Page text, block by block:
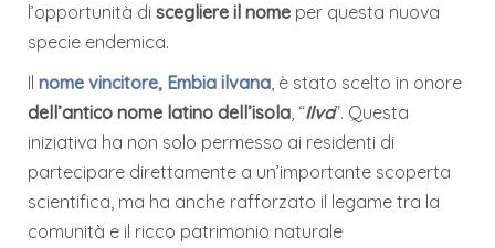
l’opportunità discegliere il nome per questa nuova
specie endemica.
Ilnome vincitore, Embia ilvana, è stato scelto in onore
dell’antico nome latino dell’isola, “Ilva”. Questa
iniziativa ha non solo permesso ai residenti di
partecipare direttamente a un’importante scoperta
scientifica, ma ha anche rafforzato il legame tra la
comunità e il ricco patrimonio naturale